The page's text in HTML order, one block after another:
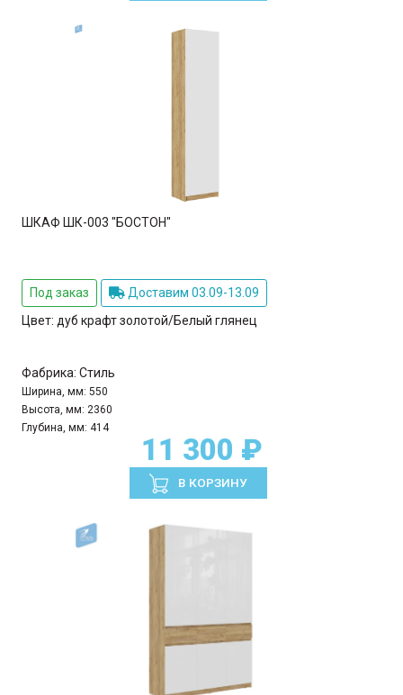
ШКАФ ШК-003 "БОСТОН"
Под заказ
Доставим 03.09-13.09
Цвет: дуб крафт золотой/Белый глянец
Фабрика: Стиль
Ширина, мм: 550
Высота, мм: 2360
Глубина, мм: 414
11 300 ₽
В КОРЗИНУ